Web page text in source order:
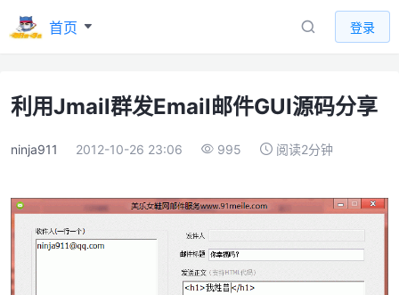
首页 登录
利用Jmail群发Email邮件GUI源码分享
ninja911 2012-10-26 23:06 995 阅读2分钟